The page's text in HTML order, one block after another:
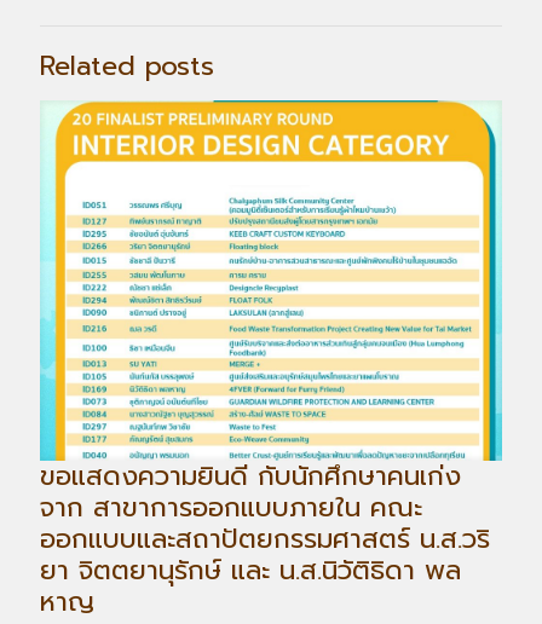
Related posts
ขอแสดงความยินดี กับนักศึกษาคนเก่ง
จาก สาขาการออกแบบภายใน คณะ
ออกแบบและสถาปัตยกรรมศาสตร์ น.ส.วริ
ยา จิตตยานุรักษ์ และ น.ส.นิวัติธิดา พล
หาญ